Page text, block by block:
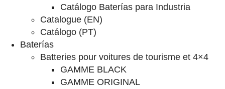
Catálogo Baterías para Industria
Catalogue (EN)
Catálogo (PT)
Baterías
Batteries pour voitures de tourisme et 4×4
GAMME BLACK
GAMME ORIGINAL